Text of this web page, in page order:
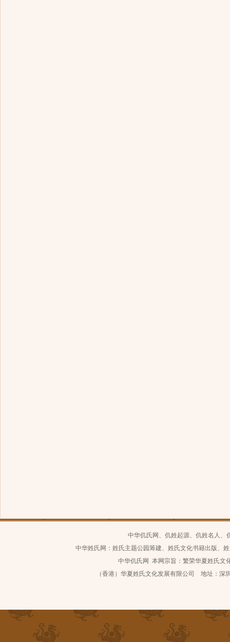
中华仉氏网、仉姓起源、仉姓名人、
中华姓氏网：姓氏主题公园筹建、姓氏文化书籍出版、
中华仉氏网 本网宗旨：繁荣华夏姓氏文
（香港）华夏姓氏文化发展有限公司 地址：